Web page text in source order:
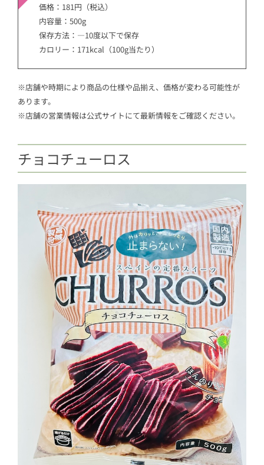
価格：181円（税込）
内容量：500g
保存方法：―10度以下で保存
カロリー：171kcal（100g当たり）
※店舗や時期により商品の仕様や品揃え、価格が変わる可能性が
あります。
※店舗の営業情報は公式サイトにて最新情報をご確認ください。
チョコチューロス